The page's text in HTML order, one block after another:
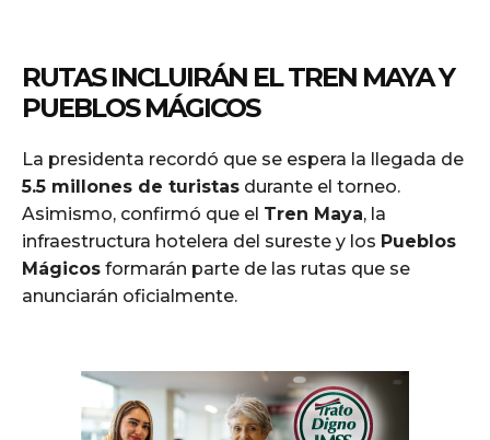
RUTAS INCLUIRÁN EL TREN MAYA Y
PUEBLOS MÁGICOS
La presidenta recordó que se espera la llegada de
5.5 millones de turistas durante el torneo.
Asimismo, confirmó que el Tren Maya, la
infraestructura hotelera del sureste y los Pueblos
Mágicos formarán parte de las rutas que se
anunciarán oficialmente.